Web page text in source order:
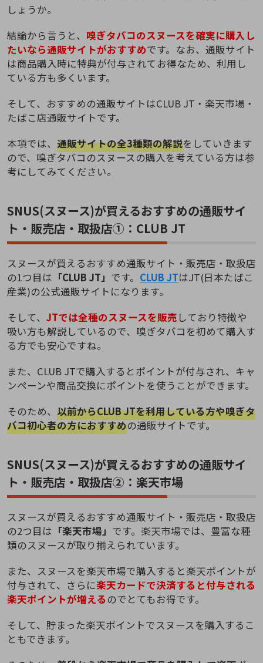
しょうか。
結論から言うと、 嗅ぎタバコのスヌースを確実に購入し
たいなら通販サイトがおすすめです。なお、通販サイト
は商品購入時に特典が付与されてお得なため、利用し
ている方も多くいます。
そして、おすすめの通販サイトはCLUB JT・楽天市場・
たばこ店通販サイトです。
本項では、 通販サイトの全3種類の解説をしていきます
ので、嗅ぎタバコのスヌースの購入を考えている方は参
考にしてみてください。
SNUS(スヌース)が買えるおすすめの通販サイ
ト・販売店・取扱店①：CLUB JT
スヌースが買えるおすすめ通販サイト・販売店・取扱店
の1つ目は 「CLUB JT」 です。 CLUB JTはJT(日本たばこ
産業)の公式通販サイトになります。
そして、 JTでは全種のスヌースを販売 しており特徴や
吸い方も解説しているので、嗅ぎタバコを初めて購入す
る方でも安心ですね。
また、CLUB JTで購入するとポイントが付与され、キャ
ンペーンや商品交換にポイントを使うことができます。
そのため、 以前からCLUB JTを利用している方や嗅ぎタ
バコ初心者の方におすすめの通販サイトです。
SNUS(スヌース)が買えるおすすめの通販サイ
ト・販売店・取扱店②：楽天市場
スヌースが買えるおすすめ通販サイト・販売店・取扱店
の2つ目は 「楽天市場」 です。楽天市場では、豊富な種
類のスヌースが取り揃えられています。
また、スヌースを楽天市場で購入すると楽天ポイントが
付与されて、さらに楽天カードで決済すると付与される
楽天ポイントが増える のでとてもお得です。
そして、貯まった楽天ポイントでスヌースを購入するこ
ともできます。